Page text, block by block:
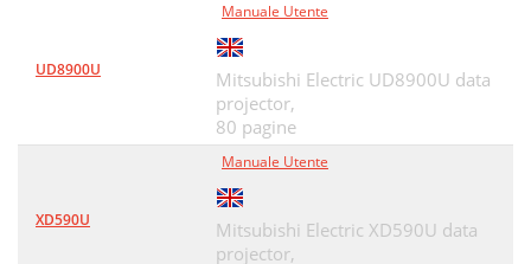
UD8900U
Manuale Utente
Mitsubishi Electric UD8900U data
projector,
80 pagine
XD590U
Manuale Utente
Mitsubishi Electric XD590U data
projector,